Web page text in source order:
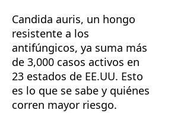
Candida auris, un hongo
resistente a los
antifúngicos, ya suma más
de 3,000 casos activos en
23 estados de EE.UU. Esto
es lo que se sabe y quiénes
corren mayor riesgo.